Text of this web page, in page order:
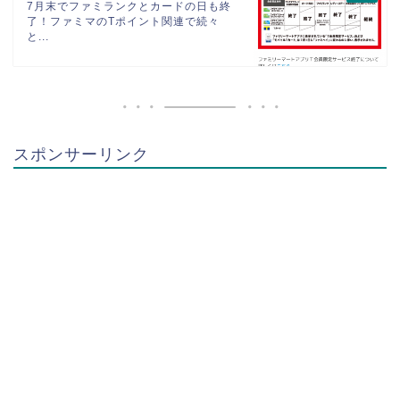
7月末でファミランクとカードの日も終
了！ファミマのTポイント関連で続々
と...
スポンサーリンク